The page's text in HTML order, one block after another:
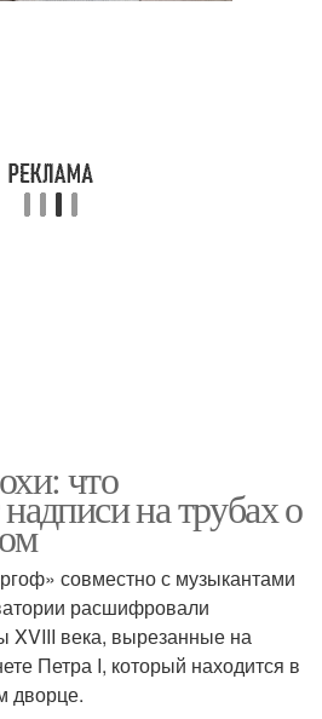
что
на трубах о
совместно с музыкантами
расшифровали
XVIII века, вырезанные на
Петра I, который находится в
дворце.